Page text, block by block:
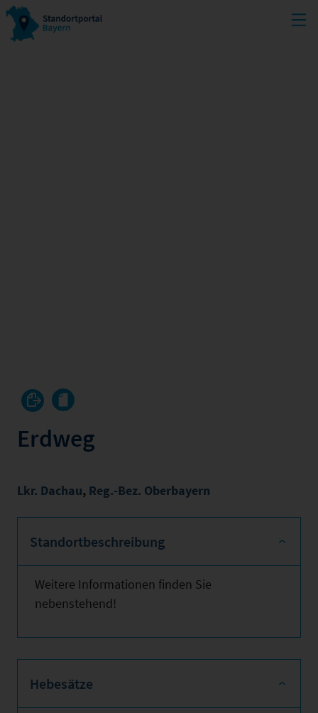
Erdweg
Lkr. Dachau, Reg.-Bez. Oberbayern
Standortbeschreibung
Weitere Informationen finden Sie
nebenstehend!
Hebesätze